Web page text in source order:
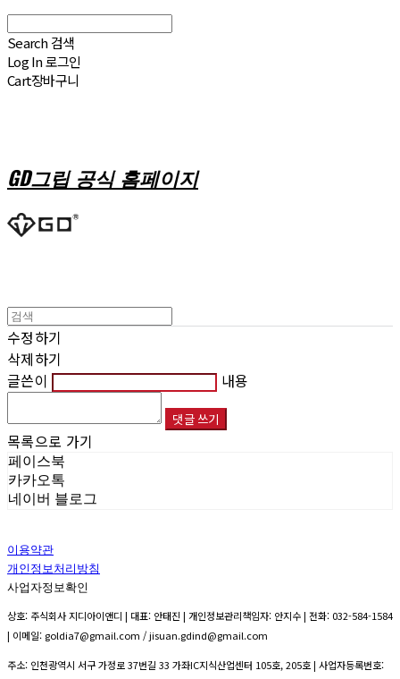
Search 검색
Log In로그인
Cart장바구니
GD그립 공식 홈페이지
수정하기
삭제하기
글쓴이
내용
댓글 쓰기
목록으로 가기
페이스북
카카오톡
네이버 블로그
이용약관
개인정보처리방침
사업자정보확인
상호: 주식회사 지디아이앤디 | 대표: 안태진 | 개인정보관리책임자: 안지수 | 전화: 032-584-1584
| 이메일: goldia7@gmail.com / jisuan.gdind@gmail.com
주소: 인천광역시 서구 가정로 37번길 33 가좌IC지식산업센터 105호, 205호 | 사업자등록번호: